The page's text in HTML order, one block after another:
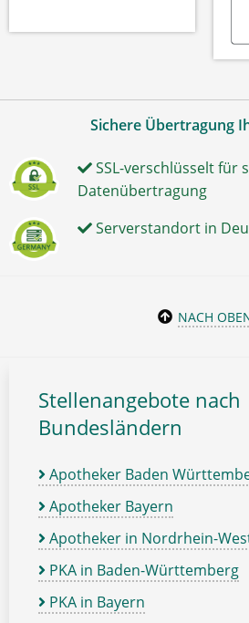
Sichere Übertragung
SSL-verschlüsselt für
Datenübertragung
Serverstandort in
NACH
Stellenangebote nach
Bundesländern
Apotheker Baden
Apotheker Bayern
Apotheker in Nordrhein-
PKA in Baden-Württemberg
PKA in Bayern